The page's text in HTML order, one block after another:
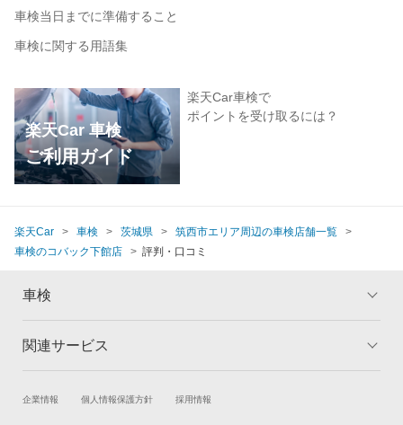
車検当日までに準備すること
車検に関する用語集
楽天Car 車検
ご利用ガイド
楽天Car車検で
ポイントを受け取るには？
楽天Car 車検 茨城県
筑西市エリア周辺の車検店舗一覧
車検のコバック下館店
評判・口コミ
車検
トップ
車検の基礎知識 キャンペーン一覧
関連サービス
試乗・商談 新車購入
企業情報 個人情報保護方針 採用情報